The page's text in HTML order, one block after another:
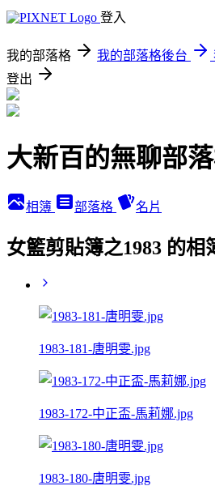
登入
我的部落格 我的部落格後台
登出
大新百的無聊部
相簿 部落格 名片
女籃剪貼簿之1983 的相
1983-181-唐明雯.jpg
1983-172-中正盃-馬莉娜.jpg
1983-180-唐明雯.jpg